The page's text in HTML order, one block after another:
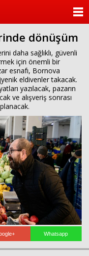
dönüşüm
daha sağlıklı, güvenli
için önemli bir
esnafı, Bornova
eldivenler takacak.
yazılacak, pazarın
ve alışveriş sonrası
Whatsapp
KATEGORİLER
YAZARLAR
ANKETLER
FOTO GALERİ
VİDEO GALERİ
KÜNYE
İLETİŞİM